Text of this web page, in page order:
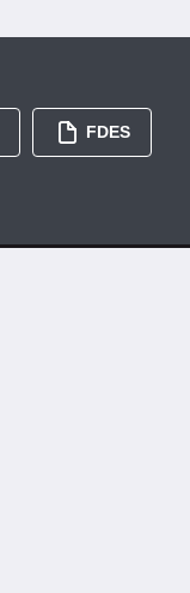
FDES